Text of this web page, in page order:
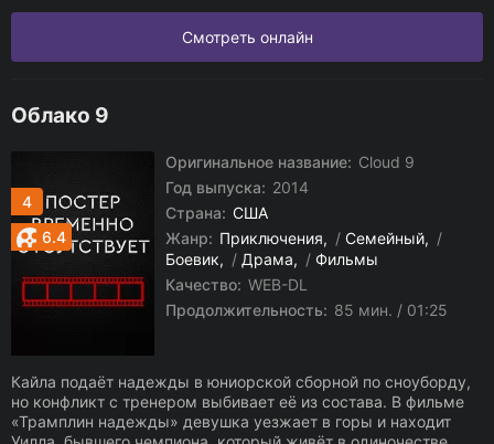
Смотреть онлайн
Облако 9
4
6.4
Оригинальное название: Cloud 9
Год выпуска: 2014
Страна: США
Жанр: Приключения / Семейный
/
Боевик
/ Драма / Фильмы
Качество: WEB-DL
Продолжительность: 85 мин. / 01:25
Кайла подаёт надежды в юниорской сборной по сноуборду,
но конфликт с тренером выбивает её из состава. В фильме
«Трамплин надежды» девушка уезжает в горы и находит